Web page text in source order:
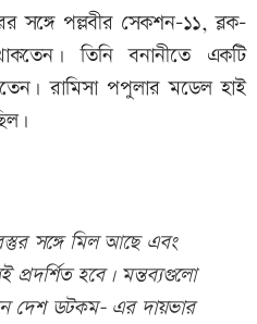
সঙ্গে পল্লবীর সেকশন-১১, ব্লক-
তিনি বনানীতে একটি
রামিসা পপুলার মডেল হাই
সঙ্গে মিল আছে এবং
হবে। মন্তব্যগুলো
দেশ ডটকম- এর দায়ভার